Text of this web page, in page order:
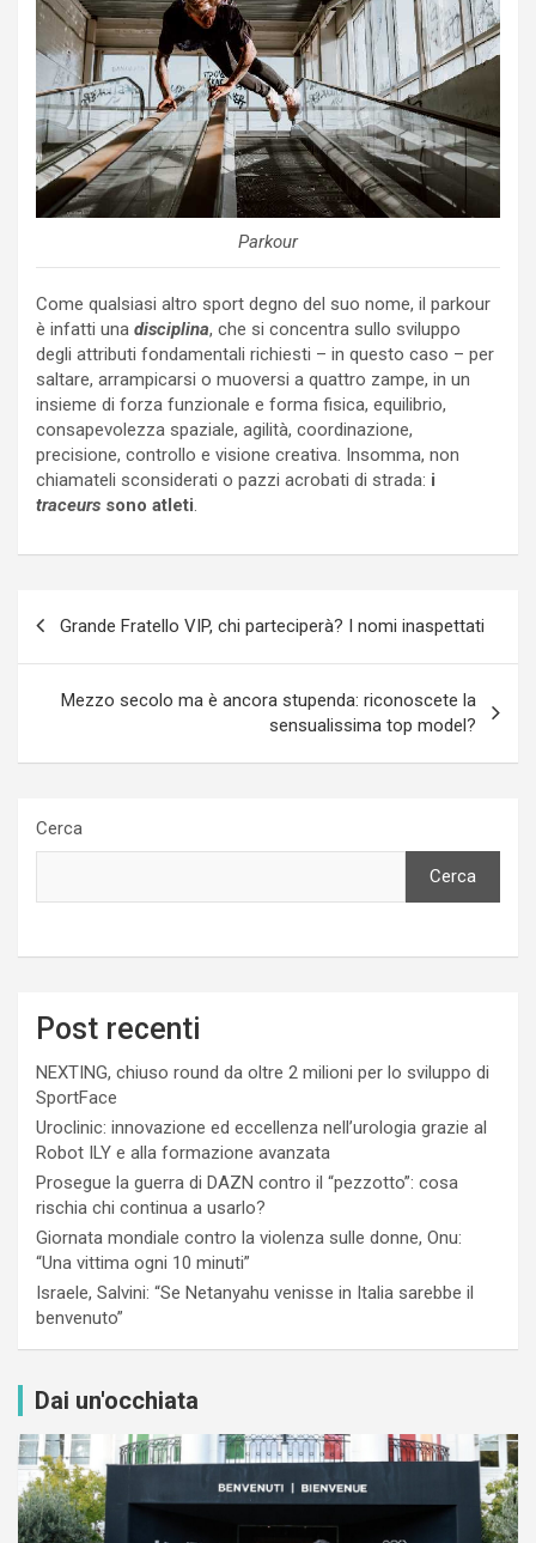
Parkour
Come qualsiasi altro sport degno del suo nome, il parkour
è infatti una disciplina, che si concentra sullo sviluppo
degli attributi fondamentali richiesti – in questo caso – per
saltare, arrampicarsi o muoversi a quattro zampe, in un
insieme di forza funzionale e forma fisica, equilibrio,
consapevolezza spaziale, agilità, coordinazione,
precisione, controllo e visione creativa. Insomma, non
chiamateli sconsiderati o pazzi acrobati di strada: i
traceurs sono atleti
Grande Fratello VIP, chi parteciperà? I nomi inaspettati
Mezzo secolo ma è ancora stupenda: riconoscete la
sensualissima top model?
Cerca
Cerca
Post recenti
NEXTING, chiuso round da oltre 2 milioni per lo sviluppo di
SportFace
Uroclinic: innovazione ed eccellenza nell’urologia grazie al
Robot ILY e alla formazione avanzata
Prosegue la guerra di DAZN contro il “pezzotto”: cosa
rischia chi continua a usarlo?
Giornata mondiale contro la violenza sulle donne, Onu:
“Una vittima ogni 10 minuti”
Israele, Salvini: “Se Netanyahu venisse in Italia sarebbe il
benvenuto”
Dai un'occhiata